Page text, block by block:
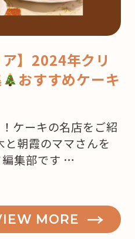
ア】2024年クリ
おすすめケーキ
ケーキの名店をご紹
朝霞のママさんを
編集部です …
MORE